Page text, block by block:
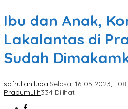
Ibu dan Anak,
Lakalantas di
Sudah
safrullah lubaiSelasa, 16-05-2023, |
Prabumulih334 Dilihat